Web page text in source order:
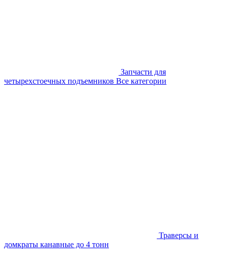
Запчасти для
четырехстоечных подъемников Все категории
Траверсы и
домкраты канавные до 4 тонн